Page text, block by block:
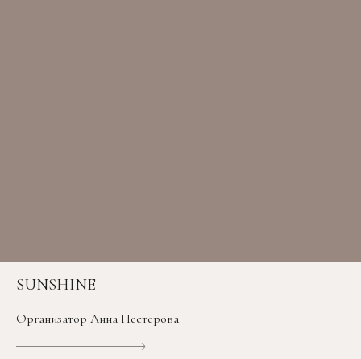
SUNSHINE
Организатор Анна Нестерова